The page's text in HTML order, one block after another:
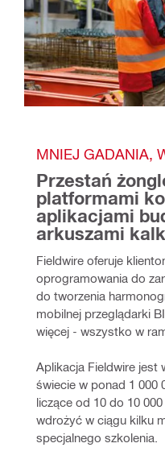
MNIEJ GADANIA,
Przestań
platformami
aplikacjami
arkuszami
Fieldwire oferuje
oprogramowania do
do tworzenia
mobilnej przeglądarki
więcej - wszystko w
Aplikacja Fieldwire jest
świecie w ponad 1 000
liczące od 10 do 10
wdrożyć w ciągu kilku
specjalnego szkolenia.